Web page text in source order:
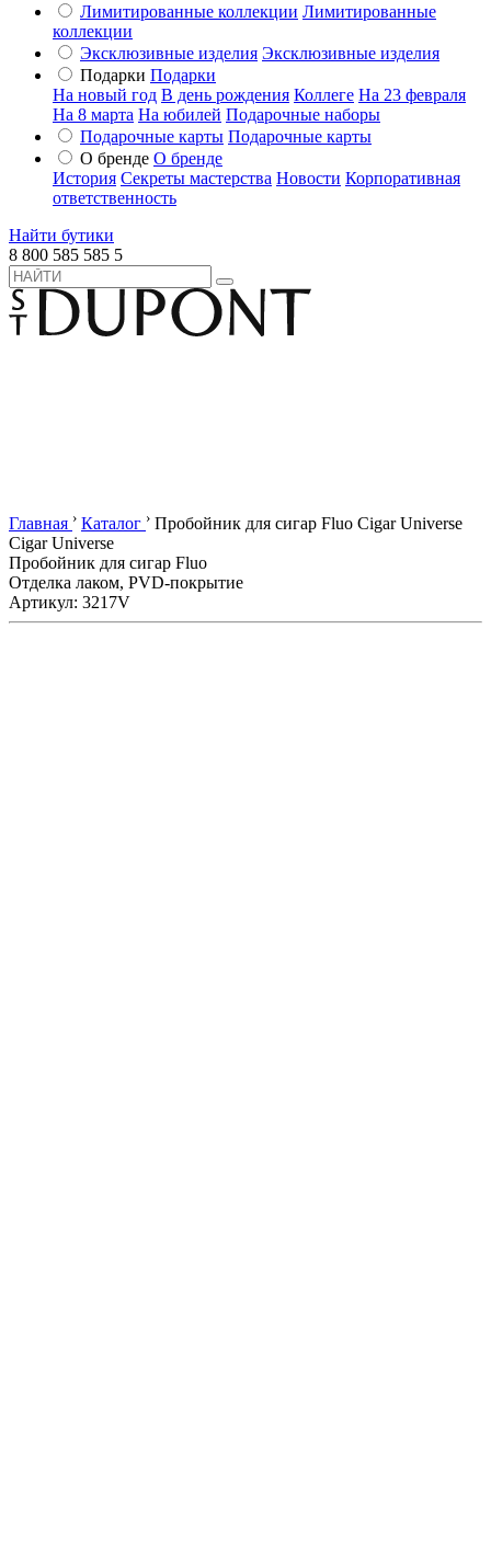
Лимитированные коллекции Лимитированные
коллекции
Эксклюзивные изделия Эксклюзивные изделия
Подарки Подарки
На новый год В день рождения Коллеге На 23 февраля
На 8 марта На юбилей Подарочные наборы
Подарочные карты Подарочные карты
О бренде О бренде
История Секреты мастерства Новости Корпоративная
ответственность
Найти бутики
8 800 585 585 5
Главная › Каталог › Пробойник для сигар Fluo Cigar Universe
Cigar Universe
Пробойник для сигар Fluo
Отделка лаком, PVD-покрытие
Артикул: 3217V